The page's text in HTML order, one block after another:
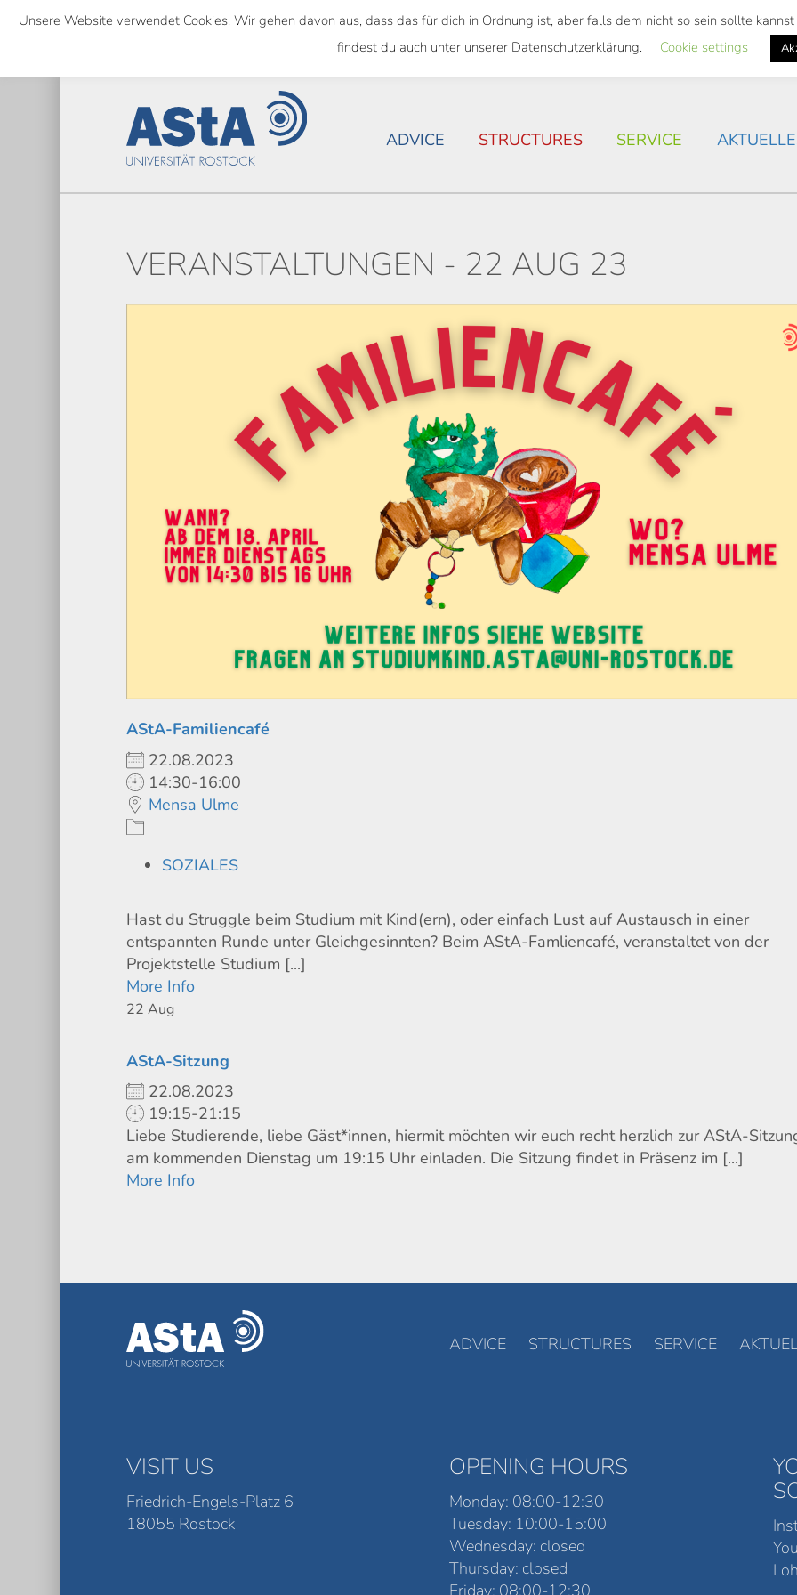
Skip
content
NATIONWIDE SEMESTER TICKET HOUSING SITUATION IN
ADVICE STRUCTURES SERVICE
VERANSTALTUNGEN - 22 AUG 23
AStA-Familiencafé
22.08.2023
14:30-16:00
Mensa Ulme
SOZIALES
Hast du Struggle beim Studium mit Kind(ern), oder einfach Lust auf Austausch in einer
entspannten Runde unter Gleichgesinnten? Beim AStA-Famliencafé, veranstaltet von der
Projektstelle Studium [...]
More Info
22 Aug
AStA-Sitzung
22.08.2023
19:15-21:15
Liebe Studierende, liebe Gäst*innen, hiermit möchten wir euch recht herzlich zur AStA-
am kommenden Dienstag um 19:15 Uhr einladen. Die Sitzung findet in Präsenz im [...]
More Info
ADVICE STRUCTURES SERVICE
VISIT US
Friedrich-Engels-Platz 6
18055 Rostock
OPENING HOURS
Monday: 08:00-12:30
Tuesday: 10:00-15:00
Wednesday: closed
Thursday: closed
Friday: 08:00-12:30
Unsere Website verwendet Cookies. Wir gehen davon aus, dass das für dich in Ordnung ist, aber falls dem nicht so sein sollte
findest du auch unter unserer Datenschutzerklärung.
Cookie settings